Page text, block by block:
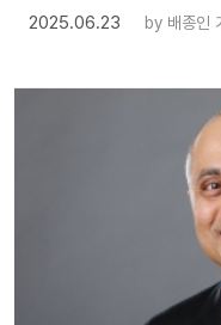
2025.06.23
by 배종인